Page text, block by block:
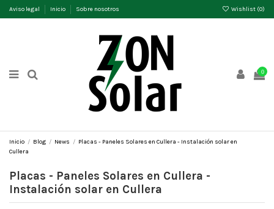
Aviso legal Inicio Sobre nosotros Wishlist (0)
0
Inicio Blog News
Placas - Paneles Solares en Cullera - Instalación solar en
Cullera
Placas - Paneles Solares en Cullera -
Instalación solar en Cullera